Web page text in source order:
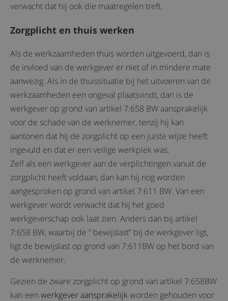
verwacht dat hij ook die maatregelen treft.
Zorgplicht en thuis werken
Als de werkzaamheden thuis worden uitgevoerd, dan is
de invloed van de werkgever er niet of in mindere mate
aanwezig. Als in de thuissituatie bij het uitvoeren van de
werkzaamheden een ongeval plaatsvindt, dan is de
werkgever op grond van artikel 7:658 BW aansprakelijk
voor de schade van de werknemer, tenzij hij kan
aantonen dat hij de zorgplicht op een juiste wijze heeft
ingevuld en dat er een veilige werkplek was.
Zelf als een werkgever aan de verplichtingen vanuit de
zorgplicht heeft voldaan, dan kan hij nog worden
aangesproken op grond van artikel 7:611 BW. Van een
werkgever wordt verwacht dat hij het goed
werkgeverschap ook laat zien. Anders dan bij artikel
7:658 BW, waarbij de “ bewijslast” bij de werkgever ligt,
ligt de bewijslast op grond van 7:611BW op het bord van
de werknemer.
Gezien de zware zorgplicht op grond van artikel 7:658BW
kan een werkgever aansprakelijkworden gehouden voor